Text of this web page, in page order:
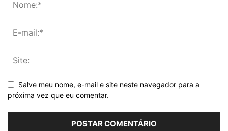
Salve meu nome, e-mail e site neste navegador para a
próxima vez que eu comentar.